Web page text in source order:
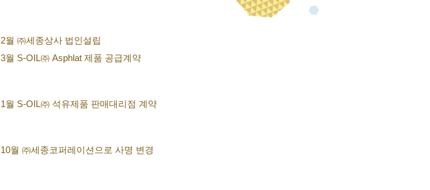
2월 ㈜세종상사 법인설립
3월 S-OIL㈜ Asphlat 제품 공급계약
1월 S-OIL㈜ 석유제품 판매대리점 계약
10월 ㈜세종코퍼레이션으로 사명 변경